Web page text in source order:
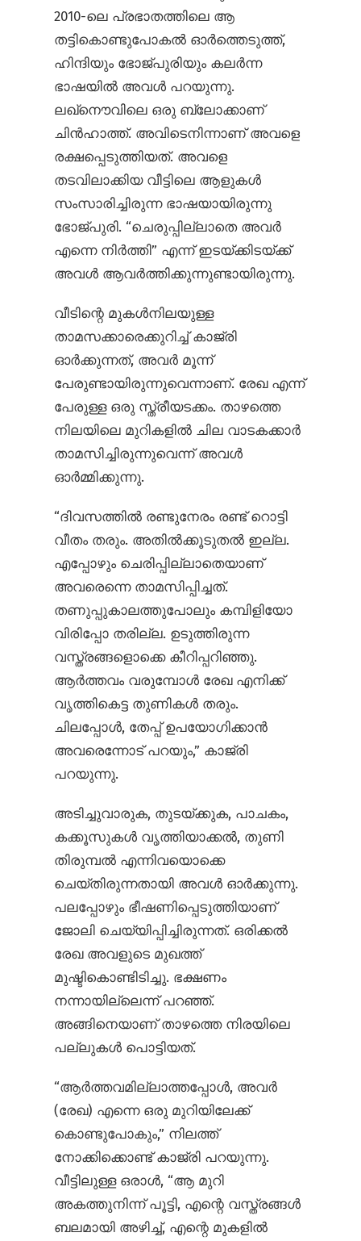
2010-ലെ പ്രഭാതത്തിലെ ആ
തട്ടികൊണ്ടുപോകൽ ഓർത്തെടുത്ത്,
ഹിന്ദിയും ഭോജ്പുരിയും കലർന്ന
ഭാഷയിൽ അവൾ പറയുന്നു.
ലഖ്നൌവിലെ ഒരു ബ്ലോക്കാണ്
ചിൻ‌‌ഹാത്ത്. അവിടെനിന്നാണ് അവളെ
രക്ഷപ്പെടുത്തിയത്. അവളെ
തടവിലാക്കിയ വീട്ടിലെ ആളുകൾ
സംസാരിച്ചിരുന്ന ഭാഷയായിരുന്നു
ഭോജ്പുരി. “ചെരുപ്പില്ലാതെ അവർ
എന്നെ നിർത്തി” എന്ന് ഇടയ്ക്കിടയ്ക്ക്
അവൾ ആവർത്തിക്കുന്നുണ്ടായിരുന്നു.
വീടിന്റെ മുകൾനിലയുള്ള
താമസക്കാരെക്കുറിച്ച് കാജ്രി
ഓർക്കുന്നത്, അവർ മൂന്ന്
പേരുണ്ടായിരുന്നുവെന്നാണ്. രേഖ എന്ന്
പേരുള്ള ഒരു സ്ത്രീയടക്കം. താഴത്തെ
നിലയിലെ മുറികളിൽ ചില വാടകക്കാർ
താമസിച്ചിരുന്നുവെന്ന് അവൾ
ഓർമ്മിക്കുന്നു.
“ദിവസത്തിൽ രണ്ടുനേരം രണ്ട് റൊട്ടി
വീതം തരും. അതിൽക്കൂടുതൽ ഇല്ല.
എപ്പോഴും ചെരിപ്പില്ലാതെയാണ്
അവരെന്നെ താമസിപ്പിച്ചത്.
തണുപ്പുകാലത്തുപോലും കമ്പിളിയോ
വിരിപ്പോ തരില്ല. ഉടുത്തിരുന്ന
വസ്ത്രങ്ങളൊക്കെ കീറിപ്പറിഞ്ഞു.
ആർത്തവം വരുമ്പോൾ രേഖ എനിക്ക്
വൃത്തികെട്ട തുണികൾ തരും.
ചിലപ്പോൾ, തേപ്പ് ഉപയോഗിക്കാൻ
അവരെന്നോട് പറയും,” കാജ്രി
പറയുന്നു.
അടിച്ചുവാരുക, തുടയ്ക്കുക, പാചകം,
കക്കൂസുകൾ വൃത്തിയാക്കൽ, തുണി
തിരുമ്പൽ എന്നിവയൊക്കെ
ചെയ്തിരുന്നതായി അവൾ ഓർക്കുന്നു.
പലപ്പോഴും ഭീഷണിപ്പെടുത്തിയാണ്
ജോലി ചെയ്യിപ്പിച്ചിരുന്നത്. ഒരിക്കൽ
രേഖ അവളുടെ മുഖത്ത്
മുഷ്ടികൊണ്ടിടിച്ചു. ഭക്ഷണം
നന്നായില്ലെന്ന് പറഞ്ഞ്.
അങ്ങിനെയാണ് താഴത്തെ നിരയിലെ
പല്ലുകൾ പൊട്ടിയത്.
“ആർത്തവമില്ലാത്തപ്പോൾ, അവർ
(രേഖ) എന്നെ ഒരു മുറിയിലേക്ക്
കൊണ്ടുപോകും,” നിലത്ത്
നോക്കിക്കൊണ്ട് കാജ്രി പറയുന്നു.
വീട്ടിലുള്ള ഒരാൾ, “ആ മുറി
അകത്തുനിന്ന് പൂട്ടി, എന്റെ വസ്ത്രങ്ങൾ
ബലമായി അഴിച്ച്, എന്റെ മുകളിൽ